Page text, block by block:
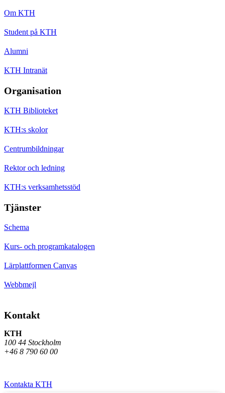
Om KTH
Student på KTH
Alumni
KTH Intranät
Organisation
KTH Biblioteket
KTH:s skolor
Centrumbildningar
Rektor och ledning
KTH:s verksamhetsstöd
Tjänster
Schema
Kurs- och programkatalogen
Lärplattformen Canvas
Webbmejl
Kontakt
KTH
100 44 Stockholm
+46 8 790 60 00
Kontakta KTH